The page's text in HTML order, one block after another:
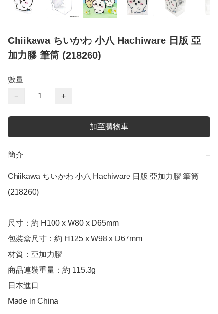
Chiikawa ちいかわ 小八 Hachiware 日版 亞
加力膠 筆筒 (218260)
數量
−
+
加至購物車
簡介 −
Chiikawa ちいかわ 小八 Hachiware 日版 亞加力膠 筆筒
(218260)
尺寸：約 H100 x W80 x D65mm
包裝盒尺寸：約 H125 x W98 x D67mm
材質：亞加力膠
商品連裝重量：約 115.3g
日本進口
Made in China